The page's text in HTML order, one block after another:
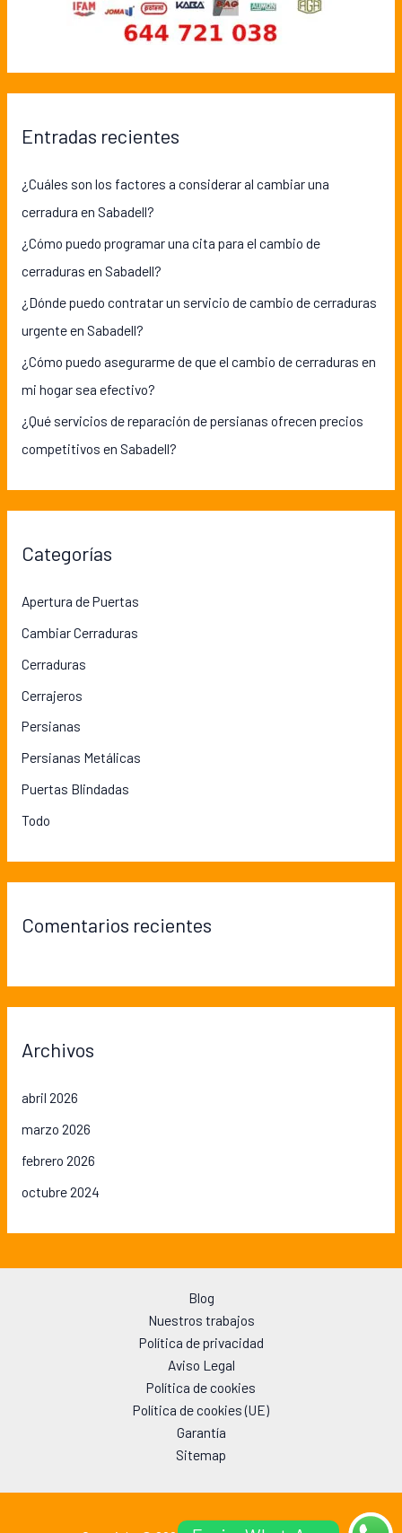
Entradas recientes
¿Cuáles son los factores a considerar al cambiar una
cerradura en Sabadell?
¿Cómo puedo programar una cita para el cambio de
cerraduras en Sabadell?
¿Dónde puedo contratar un servicio de cambio de cerraduras
urgente en Sabadell?
¿Cómo puedo asegurarme de que el cambio de cerraduras en
mi hogar sea efectivo?
¿Qué servicios de reparación de persianas ofrecen precios
competitivos en Sabadell?
Categorías
Apertura de Puertas
Cambiar Cerraduras
Cerraduras
Cerrajeros
Persianas
Persianas Metálicas
Puertas Blindadas
Todo
Comentarios recientes
Archivos
abril 2026
marzo 2026
febrero 2026
octubre 2024
Blog
Nuestros trabajos
Política de privacidad
Aviso Legal
Política de cookies
Política de cookies (UE)
Garantía
Sitemap